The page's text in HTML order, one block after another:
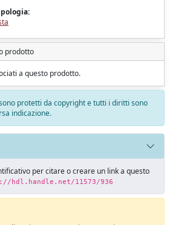
prodotto
a questo prodotto.
protetti da copyright e tutti i diritti sono
indicazione.
per citare o creare un link a questo
hdl.handle.net/11573/936